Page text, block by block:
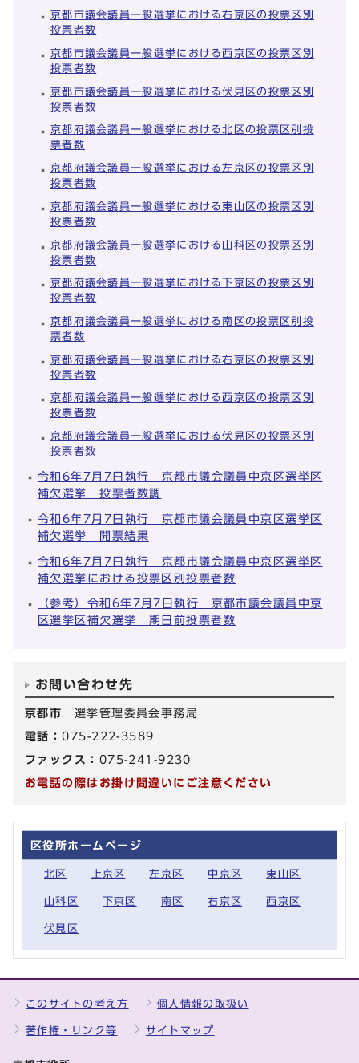
京都市議会議員一般選挙における右京区の投票区別
投票者数
京都市議会議員一般選挙における西京区の投票区別
投票者数
京都市議会議員一般選挙における伏見区の投票区別
投票者数
京都府議会議員一般選挙における北区の投票区別投
票者数
京都府議会議員一般選挙における左京区の投票区別
投票者数
京都府議会議員一般選挙における東山区の投票区別
投票者数
京都府議会議員一般選挙における山科区の投票区別
投票者数
京都府議会議員一般選挙における下京区の投票区別
投票者数
京都府議会議員一般選挙における南区の投票区別投
票者数
京都府議会議員一般選挙における右京区の投票区別
投票者数
京都府議会議員一般選挙における西京区の投票区別
投票者数
京都府議会議員一般選挙における伏見区の投票区別
投票者数
令和6年7月7日執行 京都市議会議員中京区選挙区
補欠選挙 投票者数調
令和6年7月7日執行 京都市議会議員中京区選挙区
補欠選挙 開票結果
令和6年7月7日執行 京都市議会議員中京区選挙区
補欠選挙における投票区別投票者数
（参考）令和6年7月7日執行 京都市議会議員中京
区選挙区補欠選挙 期日前投票者数
お問い合わせ先
京都市 選挙管理委員会事務局
電話：075-222-3589
ファックス： 075-241-9230
お電話の際はお掛け間違いにご注意ください
区役所ホームページ
北区 上京区 左京区 中京区 東山区
山科区 下京区 南区 右京区 西京区
伏見区
このサイトの考え方 個人情報の取扱い
著作権・リンク等 サイトマップ